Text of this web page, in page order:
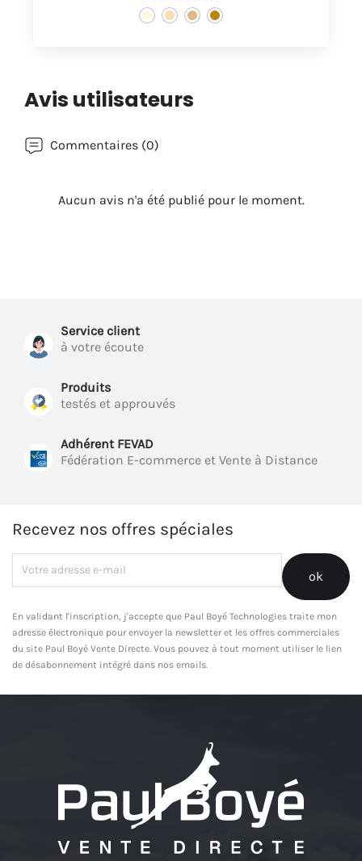
Avis utilisateurs
Commentaires (0)
Aucun avis n'a été publié pour le moment.
Service client
à votre écoute
Produits
testés et approuvés
Adhérent FEVAD
Fédération E-commerce et Vente à Distance
Recevez nos offres spéciales
En validant l'inscription, j'accepte que Paul Boyé Technologies traite mon
adresse électronique pour envoyer la newsletter et les offres commerciales
du site Paul Boyé Vente Directe. Vous pouvez à tout moment utiliser le lien
de désabonnement intégré dans nos emails.